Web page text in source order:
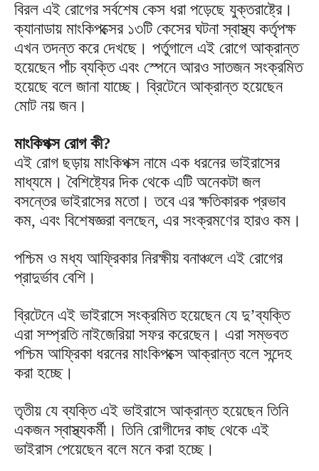
বিরল এই রোগের সর্বশেষ কেস ধরা পড়েছে যুক্তরাষ্ট্রে।
ক্যানাডায় মাংকিপক্সের ১৩টি কেসের ঘটনা স্বাস্থ্য কর্তৃপক্ষ
এখন তদন্ত করে দেখছে। পর্তুগালে এই রোগে আক্রান্ত
হয়েছেন পাঁচ ব্যক্তি এবং স্পেনে আরও সাতজন সংক্রমিত
হয়েছে বলে জানা যাচ্ছে। ব্রিটেনে আক্রান্ত হয়েছেন
মোট নয় জন।
মাংকিপক্স রোগ কী?
এই রোগ ছড়ায় মাংকিপক্স নামে এক ধরনের ভাইরাসের
মাধ্যমে। বৈশিষ্ট্যের দিক থেকে এটি অনেকটা জল
বসন্তের ভাইরাসের মতো। তবে এর ক্ষতিকারক প্রভাব
কম, এবং বিশেষজ্ঞরা বলছেন, এর সংক্রমণের হারও কম।
পশ্চিম ও মধ্য আফ্রিকার নিরক্ষীয় বনাঞ্চলে এই রোগের
প্রাদুর্ভাব বেশি।
ব্রিটেনে এই ভাইরাসে সংক্রমিত হয়েছেন যে দু’ব্যক্তি
এরা সম্প্রতি নাইজেরিয়া সফর করেছেন। এরা সম্ভবত
পশ্চিম আফ্রিকা ধরনের মাংকিপক্সে আক্রান্ত বলে সন্দেহ
করা হচ্ছে।
তৃতীয় যে ব্যক্তি এই ভাইরাসে আক্রান্ত হয়েছেন তিনি
একজন স্বাস্থ্যকর্মী। তিনি রোগীদের কাছ থেকে এই
ভাইরাস পেয়েছেন বলে মনে করা হচ্ছে।